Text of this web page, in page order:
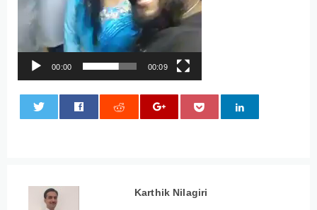
00:00 00:09
Karthik Nilagiri